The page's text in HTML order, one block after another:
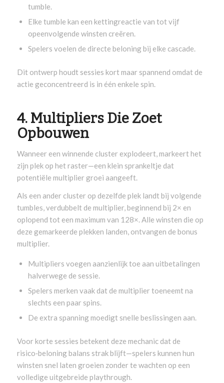
tumble.
Elke tumble kan een kettingreactie van tot vijf
opeenvolgende winsten creëren.
Spelers voelen de directe beloning bij elke cascade.
Dit ontwerp houdt sessies kort maar spannend omdat de
actie geconcentreerd is in één enkele spin.
4. Multipliers Die Zoet
Opbouwen
Wanneer een winnende cluster explodeert, markeert het
zijn plek op het raster—een klein sprankeltje dat
potentiële multiplier groei aangeeft.
Als een ander cluster op dezelfde plek landt bij volgende
tumbles, verdubbelt de multiplier, beginnend bij 2× en
oplopend tot een maximum van 128×. Alle winsten die op
deze gemarkeerde plekken landen, ontvangen de bonus
multiplier.
Multipliers voegen aanzienlijk toe aan uitbetalingen
halverwege de sessie.
Spelers merken vaak dat de multiplier toeneemt na
slechts een paar spins.
De extra spanning moedigt snelle beslissingen aan.
Voor korte sessies betekent deze mechanic dat de
risico‑beloning balans strak blijft—spelers kunnen hun
winsten snel laten groeien zonder te wachten op een
volledige uitgebreide playthrough.